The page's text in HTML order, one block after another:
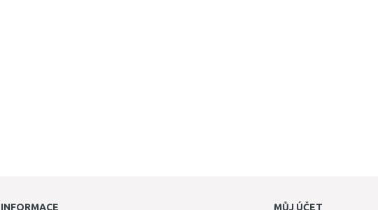
INFORMACE
MŮJ ÚČET